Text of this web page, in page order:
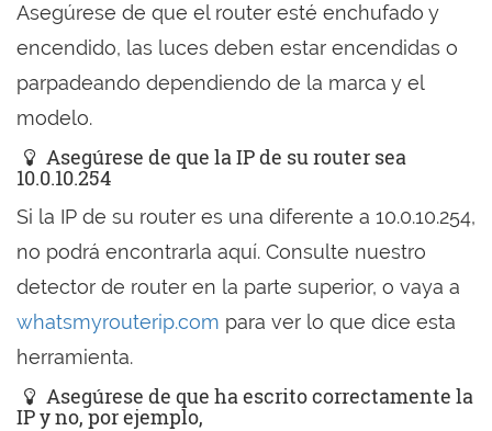
Asegúrese de que el router esté enchufado y
encendido, las luces deben estar encendidas o
parpadeando dependiendo de la marca y el
modelo.
Asegúrese de que la IP de su router sea
10.0.10.254
Si la IP de su router es una diferente a 10.0.10.254,
no podrá encontrarla aquí. Consulte nuestro
detector de router en la parte superior, o vaya a
whatsmyrouterip.com para ver lo que dice esta
herramienta.
Asegúrese de que ha escrito correctamente la
IP y no, por ejemplo,